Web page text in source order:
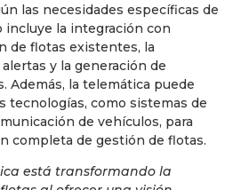
las necesidades específicas de
incluye la integración con
de flotas existentes, la
y la generación de
Además, la telemática puede
tecnologías, como sistemas de
de vehículos, para
completa de gestión de flotas.
está transformando la